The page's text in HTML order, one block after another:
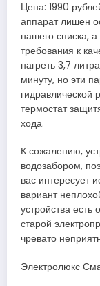
Цена: 1990
аппарат лишен
нашего списка,
требования к
нагреть 3,7
минуту, но эти
гидравлической
термостат
хода.
К сожалению,
водозабором,
вас интересует
вариант
устройства
старой
чревато
Электролюкс